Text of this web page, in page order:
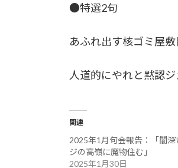
●特選2句
あふれ出す核ゴ
人道的にやれと黙
関連
2025年1月句会報告：「闇深
ジの高嶺に魔物住む」
2025年1月30日